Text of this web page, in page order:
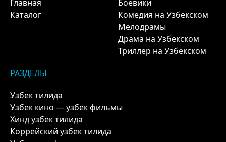
Главная
Каталог
Боевики
Комедия на Узбекском
Мелодрамы
Драма на Узбекском
Триллер на Узбекском
РАЗДЕЛЫ
Узбек тилида
Узбек кино — узбек фильмы
Хинд узбек тилида
Коррейский узбек тилида